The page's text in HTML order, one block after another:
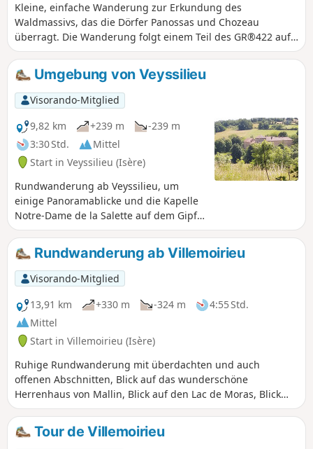
Kleine, einfache Wanderung zur Erkundung des
Waldmassivs, das die Dörfer Panossas und Chozeau
überragt. Die Wanderung folgt einem Teil des GR®422 auf
den Spuren Karls IX., der von Lyon nach Valence führt. Der
Rundweg führt am Schloss von Poizieu vorbei, dessen mit
Pechnasen versehener Turm die Landschaft dominiert.
Umgebung von Veyssilieu
Visorando-Mitglied
9,82 km
+239 m
-239 m
3:30 Std.
Mittel
Start in Veyssilieu (Isère)
Rundwanderung ab Veyssilieu, um
einige Panoramablicke und die Kapelle
Notre-Dame de la Salette auf dem Gipfel
des Berges Chatelan zu entdecken.
Hinweis: Diese Rundwanderung folgt
den auf dem großen Plan am
Straßenrand angegebenen Wegen, d.
h.: Cros de Lavan, Les Gorges, Frétignier,
Seuillere, Floutier und zurück nach
Veyssilieu.
Rundwanderung ab Villemoirieu
Visorando-Mitglied
13,91 km
+330 m -324 m
4:55 Std.
Mittel
Start in Villemoirieu (Isère)
Ruhige Rundwanderung mit überdachten und auch
offenen Abschnitten, Blick auf das wunderschöne
Herrenhaus von Mallin, Blick auf den Lac de Moras, Blick
auf die Alpen, Durchquerung von Weilern mit alten
Steinhäusern, in einer Höhle versteckte Quelle.
Tour de Villemoirieu